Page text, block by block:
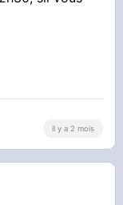
il y a 2 mois